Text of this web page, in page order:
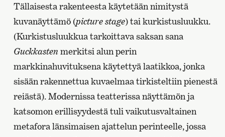
Tällaisesta rakenteesta käytetään nimitystä
kuvanäyttämö (picture stage) tai kurkistusluukku.
(Kurkistusluukkua tarkoittava saksan sana
Guckkastenmerkitsi alun perin
markkinahuvituksena käytettyä laatikkoa, jonka
sisään rakennettua kuvaelmaa tirkisteltiin pienestä
reiästä). Modernissa teatterissa näyttämön ja
katsomon erillisyydestä tuli vaikutusvaltainen
metafora länsimaisen ajattelun perinteelle, jossa